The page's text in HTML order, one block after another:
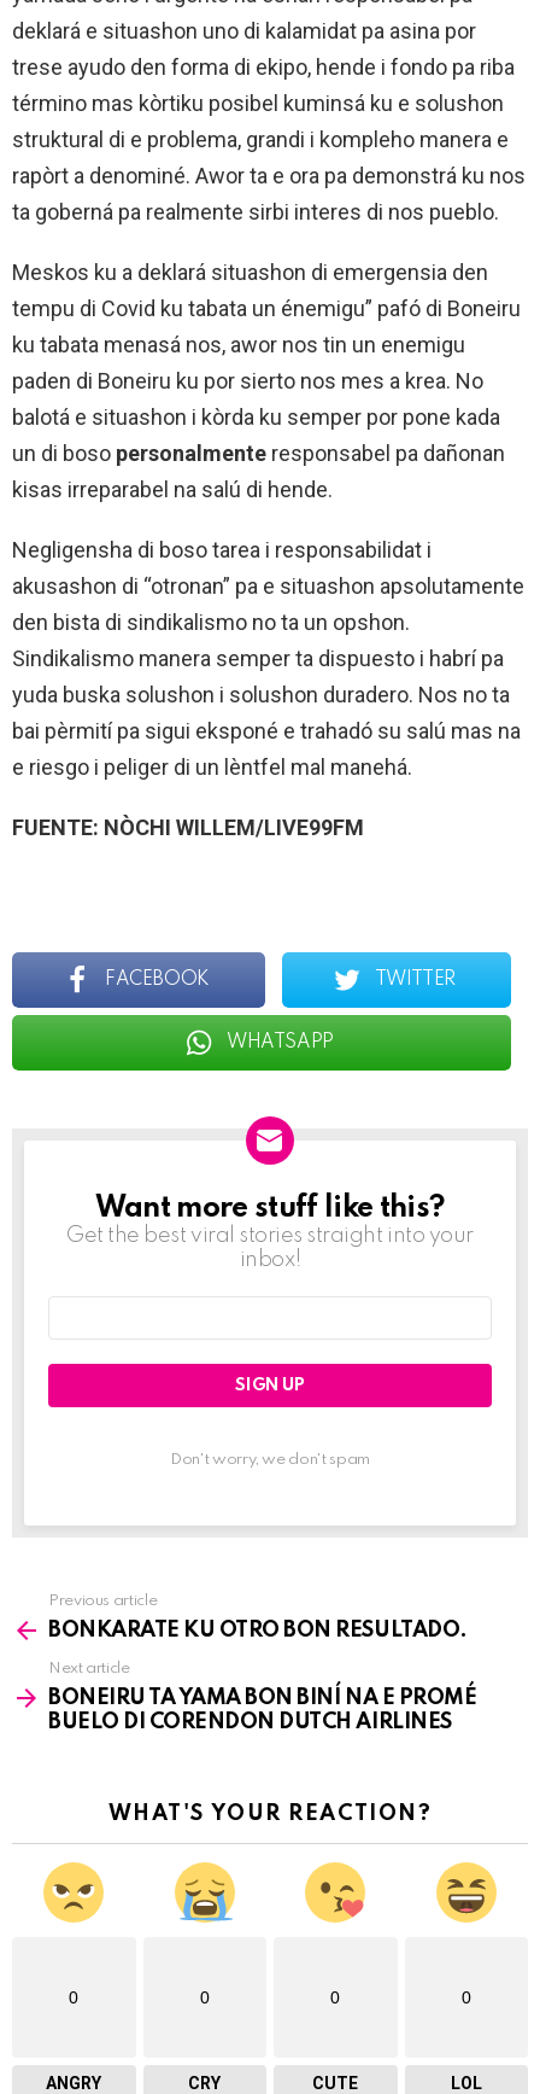
deklará e situashon uno di kalamidat pa asina por
trese ayudo den forma di ekipo, hende i fondo pa riba
término mas kòrtiku posibel kuminsá ku e solushon
struktural di e problema, grandi i kompleho manera e
rapòrt a denominé. Awor ta e ora pa demonstrá ku nos
ta goberná pa realmente sirbi interes di nos pueblo.
Meskos ku a deklará situashon di emergensia den
tempu di Covid ku tabata un énemigu” pafó di Boneiru
ku tabata menasá nos, awor nos tin un enemigu
paden di Boneiru ku por sierto nos mes a krea. No
balotá e situashon i kòrda ku semper por pone kada
un di boso personalmente responsabel pa dañonan
kisas irreparabel na salú di hende.
Negligensha di boso tarea i responsabilidat i
akusashon di “otronan” pa e situashon apsolutamente
den bista di sindikalismo no ta un opshon.
Sindikalismo manera semper ta dispuesto i habrí pa
yuda buska solushon i solushon duradero. Nos no ta
bai pèrmití pa sigui eksponé e trahadó su salú mas na
e riesgo i peliger di un lèntfel mal manehá.
FUENTE: NÒCHI WILLEM/LIVE99FM
FACEBOOK TWITTER
WHATSAPP
NEWSLETTER
Want more stuff like this?
Get the best viral stories straight into your
inbox!
Don't worry, we don't spam
more
Previous article
BONKARATE KU OTRO BON RESULTADO.
Next article
BONEIRU TA YAMA BON BINÍ NA E PROMÉ
BUELO DI CORENDON DUTCH AIRLINES
WHAT'S YOUR REACTION?
0
ANGRY
0
CRY
0
CUTE
0
LOL